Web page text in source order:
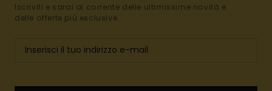
Iscriviti e sarai al corrente delle ultimissime novità e
delle offerte più esclusive.